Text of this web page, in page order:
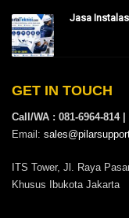
Jasa
GET IN TOUCH
Call/WA : 081-6964-814 |
Email:
ITS Tower, Jl. Raya
Khusus Ibukota Jakarta